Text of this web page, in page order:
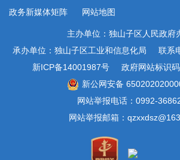
政务新媒体矩阵 网站地图
主办单位：独山子区人民政府
承办单位：独山子区工业和信息化局
联系
新ICP备14001987号
政府网站标识
新公网安备
网站举报电话：0992-
网站举报邮箱：